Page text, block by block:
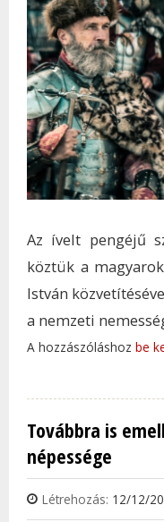
Az ívelt pengéjű
köztük a
István
a nemzeti
A hozzászóláshoz be
Továbbra is
népessége
Létrehozás: 12/12/